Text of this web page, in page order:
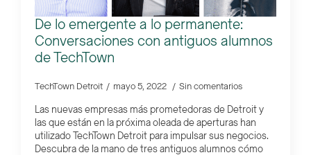
De lo emergente a lo permanente:
Conversaciones con antiguos alumnos
de TechTown
TechTown Detroit mayo 5, 2022 Sin comentarios
Las nuevas empresas más prometedoras de Detroit y
las que están en la próxima oleada de aperturas han
utilizado TechTown Detroit para impulsar sus negocios.
Descubra de la mano de tres antiguos alumnos cómo